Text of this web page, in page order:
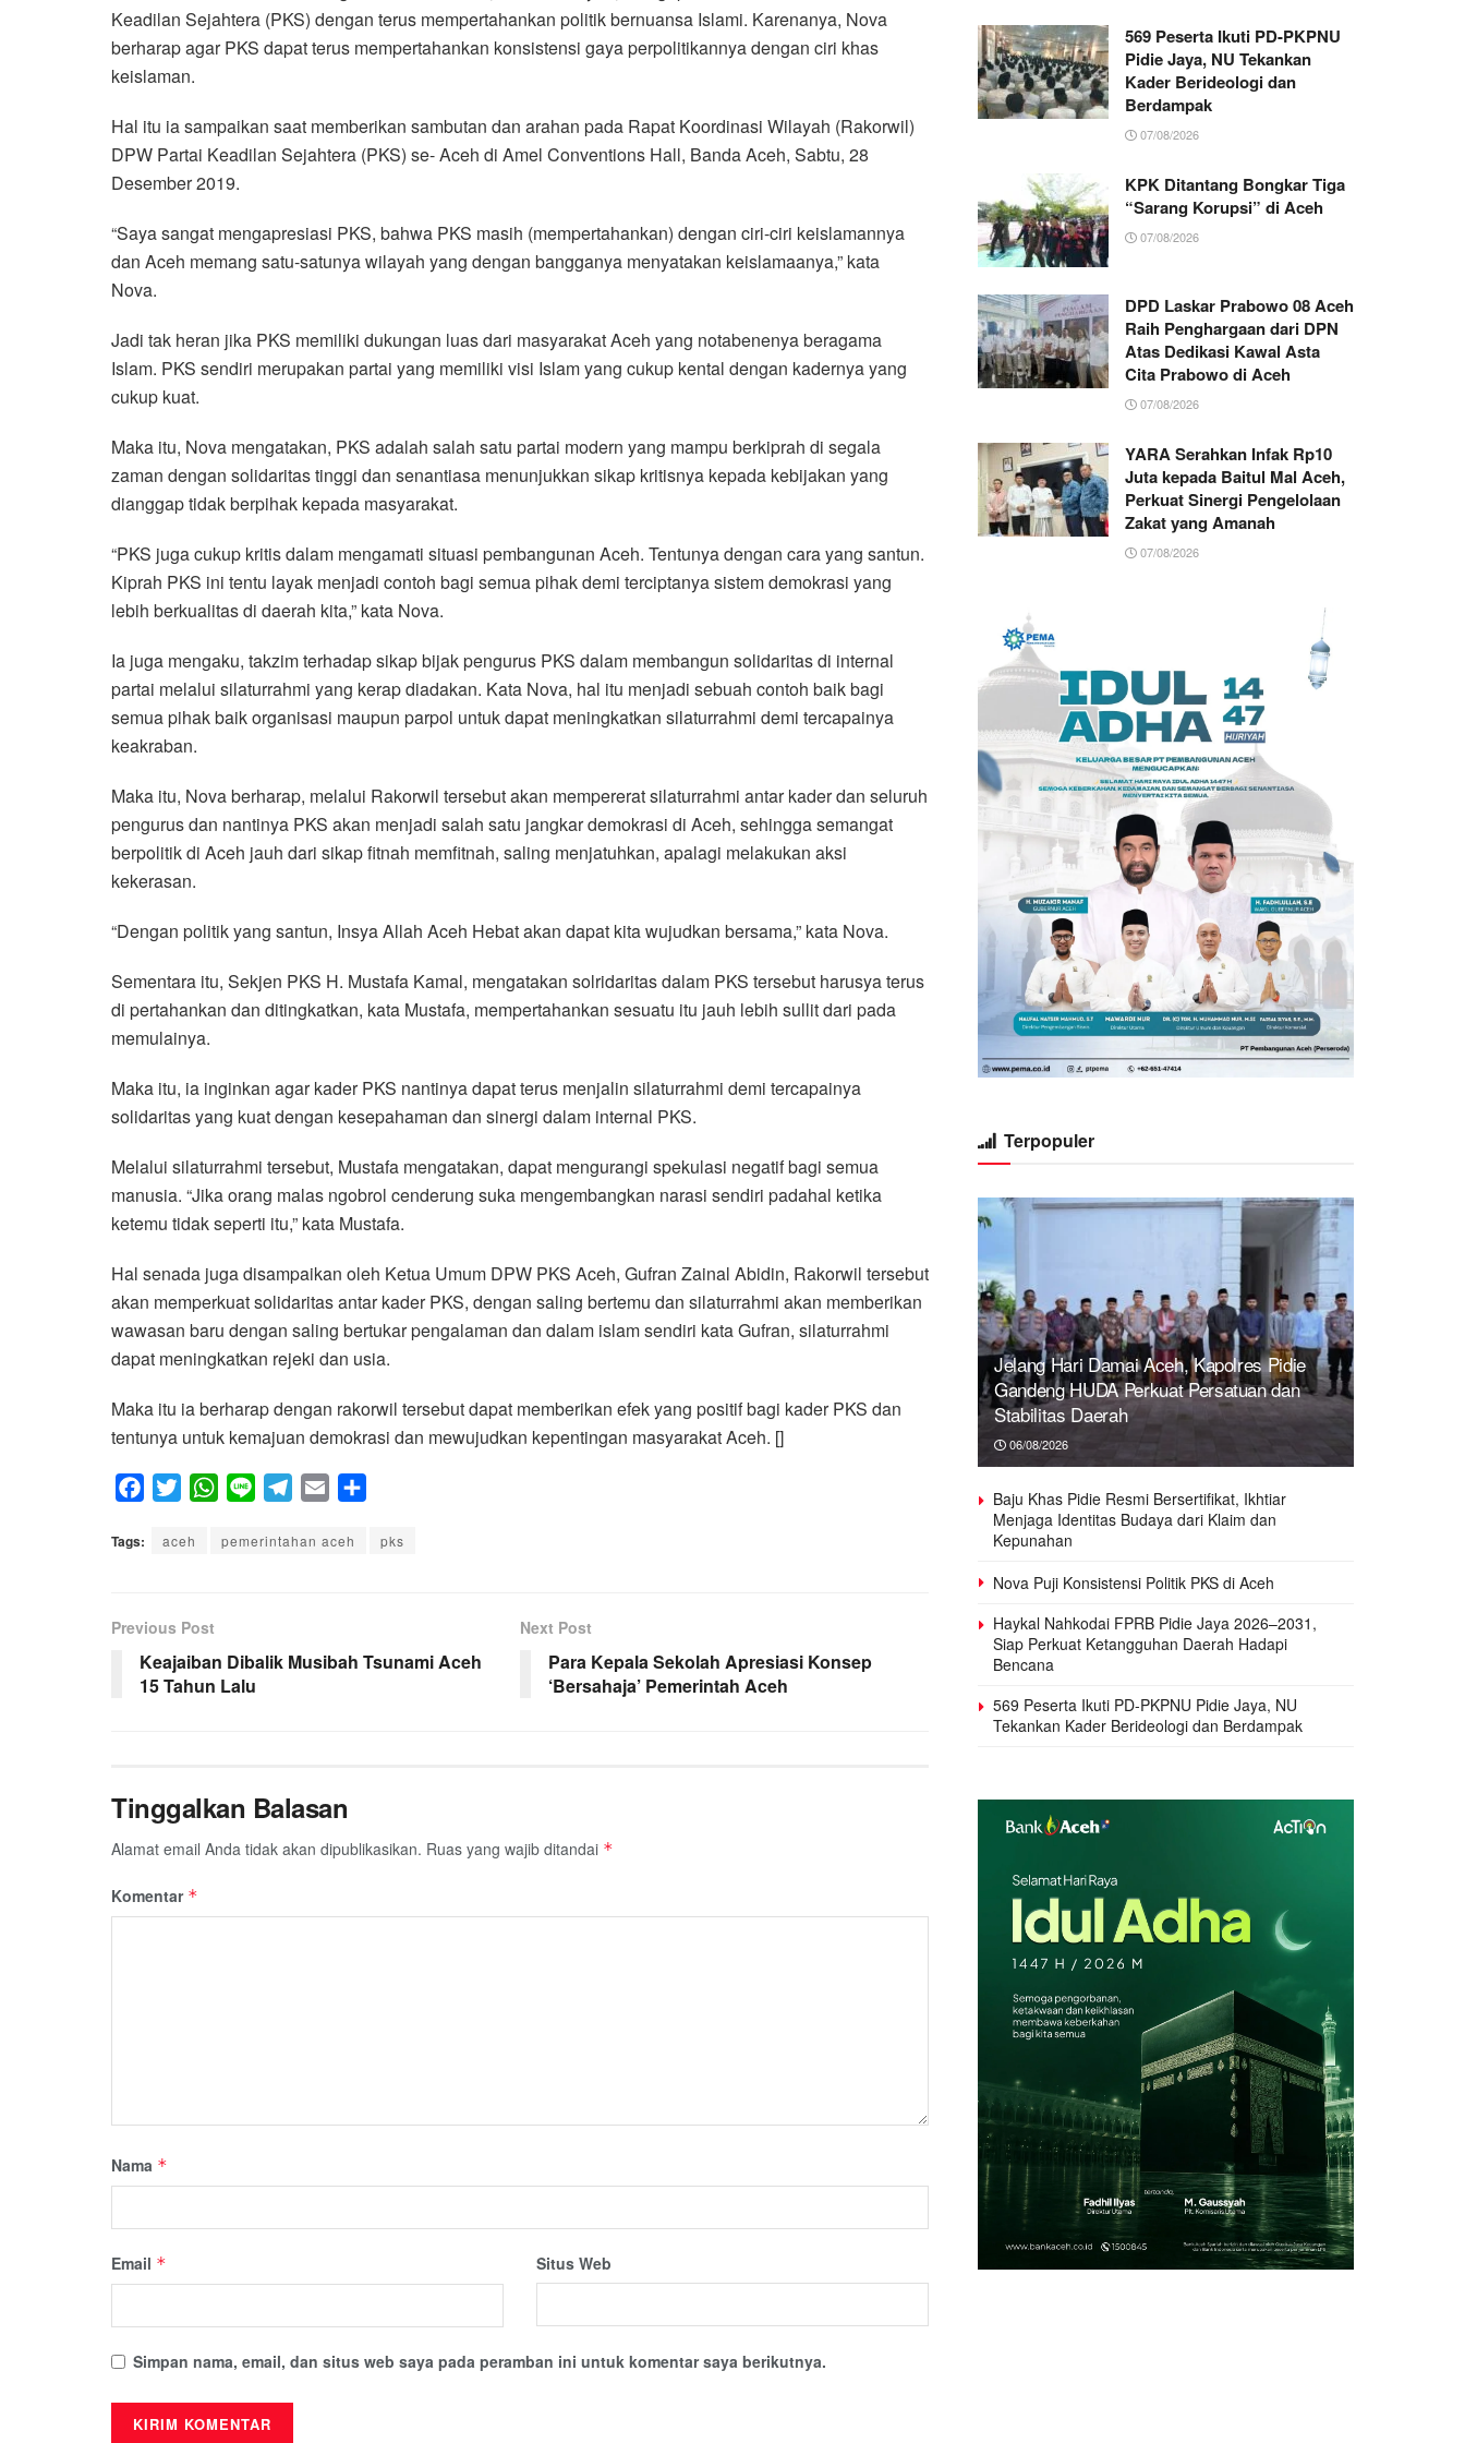
e
b
o
k
e
t
s
p
e
e
g
m
i
l
r
e
Keadilan Sejahtera (PKS) dengan terus mempertahankan politik bernuansa Islami. Karenanya, Nova
berharap agar PKS dapat terus mempertahankan konsistensi gaya perpolitikannya dengan ciri khas
keislaman.
Hal itu ia sampaikan saat memberikan sambutan dan arahan pada Rapat Koordinasi Wilayah (Rakorwil)
DPW Partai Keadilan Sejahtera (PKS) se- Aceh di Amel Conventions Hall, Banda Aceh, Sabtu, 28
Desember 2019.
“Saya sangat mengapresiasi PKS, bahwa PKS masih (mempertahankan) dengan ciri-ciri keislamannya
dan Aceh memang satu-satunya wilayah yang dengan bangganya menyatakan keislamaanya,” kata
Nova.
Jadi tak heran jika PKS memiliki dukungan luas dari masyarakat Aceh yang notabenenya beragama
Islam. PKS sendiri merupakan partai yang memiliki visi Islam yang cukup kental dengan kadernya yang
cukup kuat.
Maka itu, Nova mengatakan, PKS adalah salah satu partai modern yang mampu berkiprah di segala
zaman dengan solidaritas tinggi dan senantiasa menunjukkan sikap kritisnya kepada kebijakan yang
dianggap tidak berpihak kepada masyarakat.
“PKS juga cukup kritis dalam mengamati situasi pembangunan Aceh. Tentunya dengan cara yang santun.
Kiprah PKS ini tentu layak menjadi contoh bagi semua pihak demi terciptanya sistem demokrasi yang
lebih berkualitas di daerah kita,” kata Nova.
Ia juga mengaku, takzim terhadap sikap bijak pengurus PKS dalam membangun solidaritas di internal
partai melalui silaturrahmi yang kerap diadakan. Kata Nova, hal itu menjadi sebuah contoh baik bagi
semua pihak baik organisasi maupun parpol untuk dapat meningkatkan silaturrahmi demi tercapainya
keakraban.
Maka itu, Nova berharap, melalui Rakorwil tersebut akan mempererat silaturrahmi antar kader dan seluruh
pengurus dan nantinya PKS akan menjadi salah satu jangkar demokrasi di Aceh, sehingga semangat
berpolitik di Aceh jauh dari sikap fitnah memfitnah, saling menjatuhkan, apalagi melakukan aksi
kekerasan.
“Dengan politik yang santun, Insya Allah Aceh Hebat akan dapat kita wujudkan bersama,” kata Nova.
Sementara itu, Sekjen PKS H. Mustafa Kamal, mengatakan solridaritas dalam PKS tersebut harusya terus
di pertahankan dan ditingkatkan, kata Mustafa, mempertahankan sesuatu itu jauh lebih sullit dari pada
memulainya.
Maka itu, ia inginkan agar kader PKS nantinya dapat terus menjalin silaturrahmi demi tercapainya
solidaritas yang kuat dengan kesepahaman dan sinergi dalam internal PKS.
Melalui silaturrahmi tersebut, Mustafa mengatakan, dapat mengurangi spekulasi negatif bagi semua
manusia. “Jika orang malas ngobrol cenderung suka mengembangkan narasi sendiri padahal ketika
ketemu tidak seperti itu,” kata Mustafa.
Hal senada juga disampaikan oleh Ketua Umum DPW PKS Aceh, Gufran Zainal Abidin, Rakorwil tersebut
akan memperkuat solidaritas antar kader PKS, dengan saling bertemu dan silaturrahmi akan memberikan
wawasan baru dengan saling bertukar pengalaman dan dalam islam sendiri kata Gufran, silaturrahmi
dapat meningkatkan rejeki dan usia.
Maka itu ia berharap dengan rakorwil tersebut dapat memberikan efek yang positif bagi kader PKS dan
tentunya untuk kemajuan demokrasi dan mewujudkan kepentingan masyarakat Aceh. []
o
o
k
i
e
r
W
a
p
p
n
l
a
a
Tags: aceh pemerintahan aceh pks
Previous Post
Keajaiban Dibalik Musibah Tsunami Aceh
15 Tahun Lalu
Next Post
Para Kepala Sekolah Apresiasi Konsep
‘Bersahaja’ Pemerintah Aceh
Tinggalkan Balasan
Alamat email Anda tidak akan dipublikasikan. Ruas yang wajib ditandai *
Komentar *
Nama *
Email * Situs Web
Simpan nama, email, dan situs web saya pada peramban ini untuk komentar saya berikutnya.
569 Peserta Ikuti PD-PKPNU
Pidie Jaya, NU Tekankan
Kader Berideologi dan
Berdampak
07/08/2026
KPK Ditantang Bongkar Tiga
“Sarang Korupsi” di Aceh
07/08/2026
DPD Laskar Prabowo 08 Aceh
Raih Penghargaan dari DPN
Atas Dedikasi Kawal Asta
Cita Prabowo di Aceh
07/08/2026
YARA Serahkan Infak Rp10
Juta kepada Baitul Mal Aceh,
Perkuat Sinergi Pengelolaan
Zakat yang Amanah ‎
07/08/2026
Terpopuler
Jelang Hari Damai Aceh, Kapolres Pidie
Gandeng HUDA Perkuat Persatuan dan
Stabilitas Daerah
06/08/2026
Baju Khas Pidie Resmi Bersertifikat, Ikhtiar
Menjaga Identitas Budaya dari Klaim dan
Kepunahan
Nova Puji Konsistensi Politik PKS di Aceh
Haykal Nahkodai FPRB Pidie Jaya 2026–2031,
Siap Perkuat Ketangguhan Daerah Hadapi
Bencana
569 Peserta Ikuti PD-PKPNU Pidie Jaya, NU
Tekankan Kader Berideologi dan Berdampak